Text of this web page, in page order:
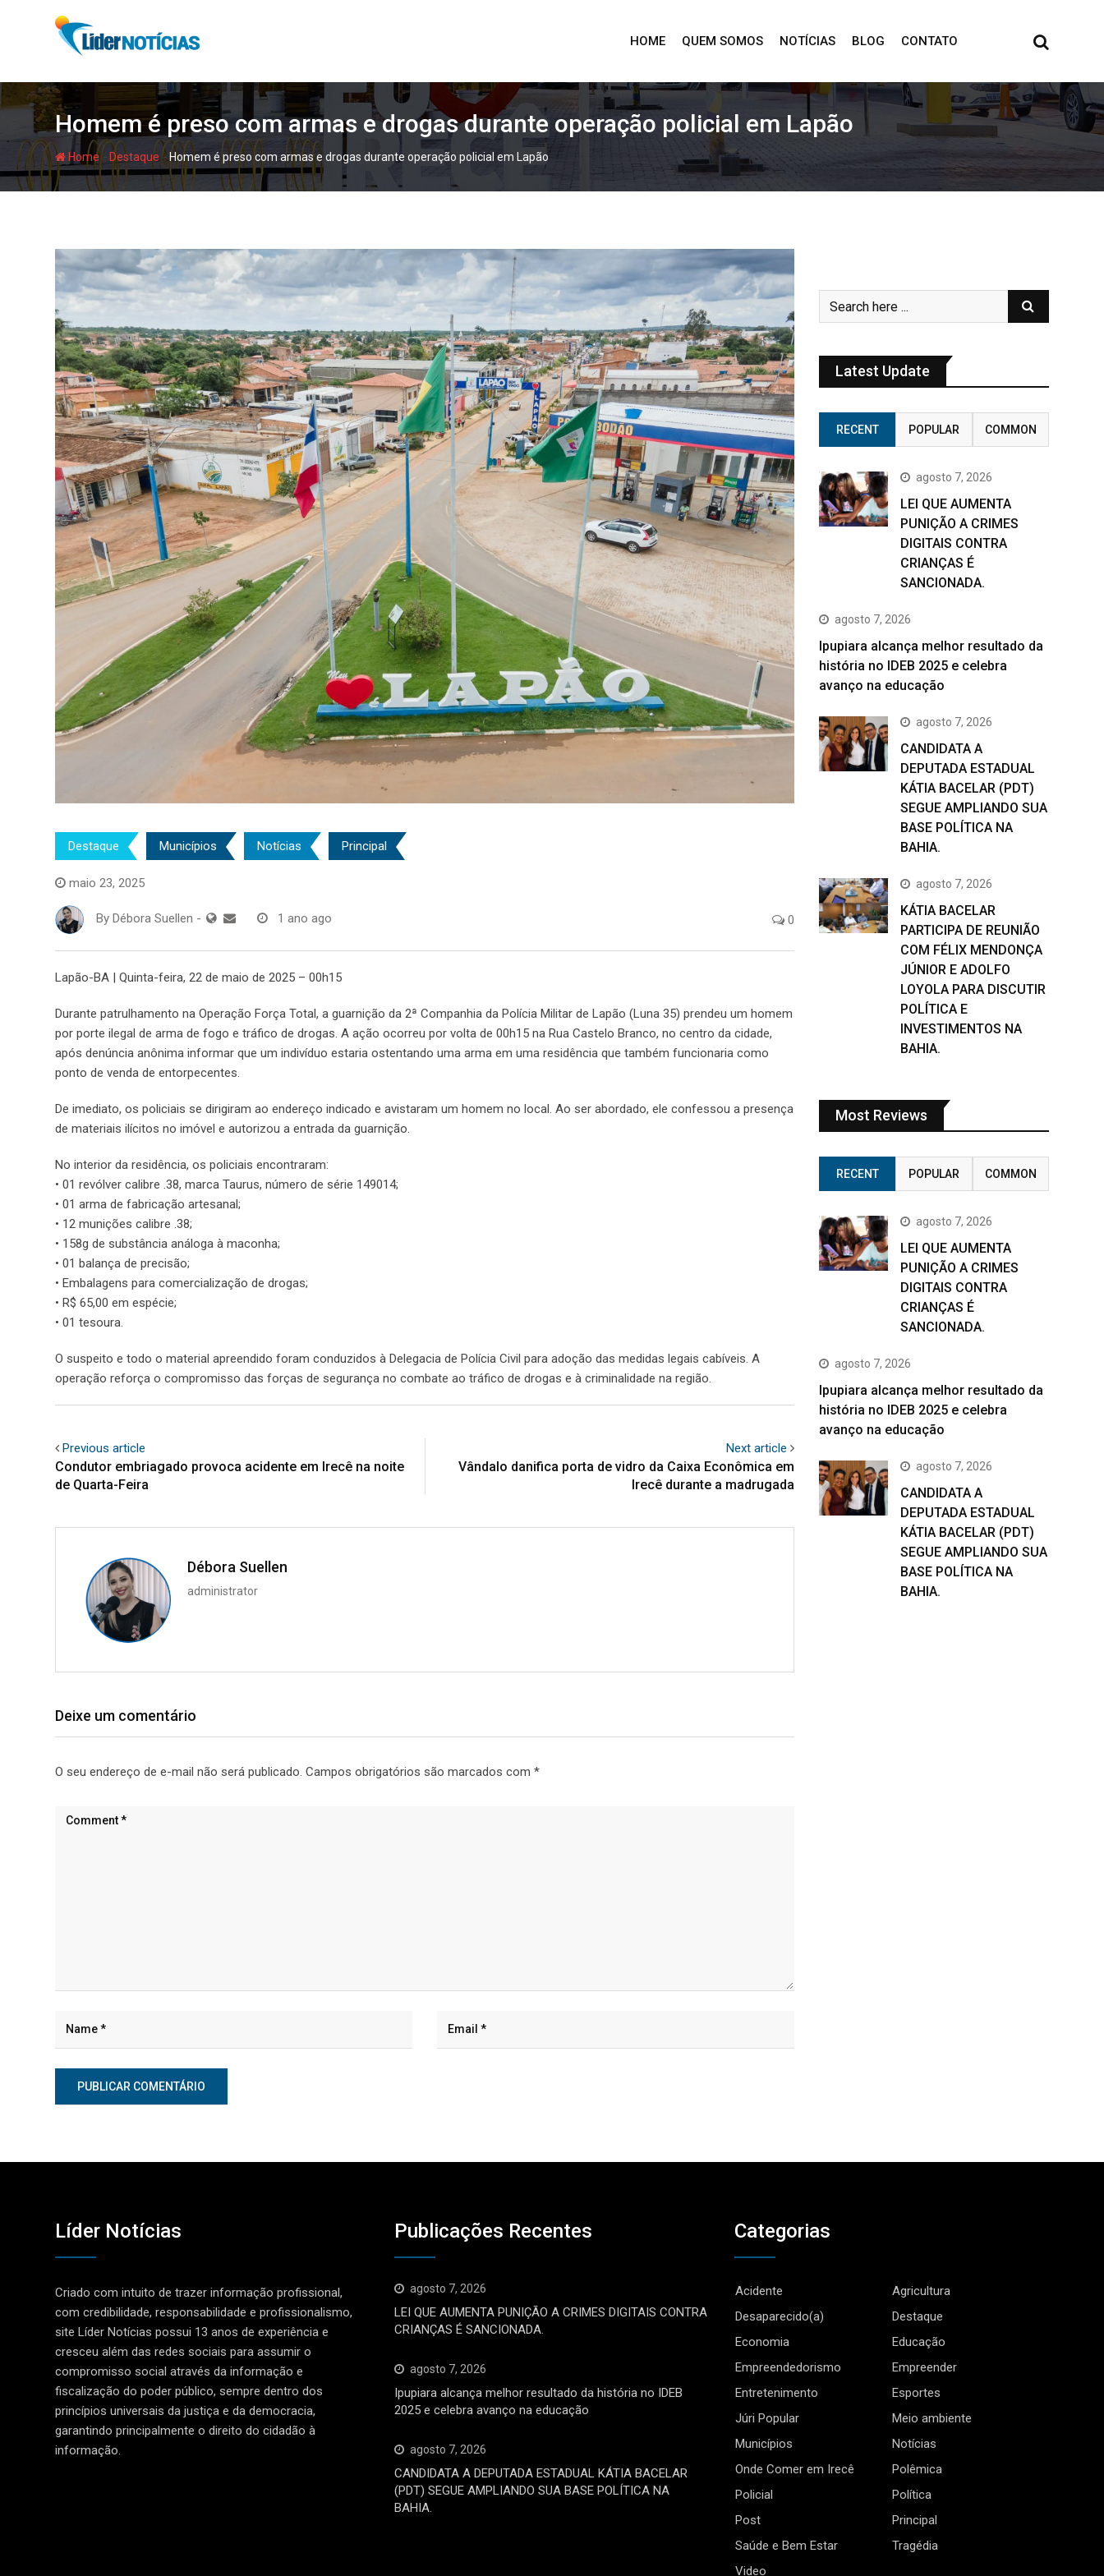
HOME QUEM SOMOS NOTÍCIAS BLOG CONTATO
Homem é preso com armas e drogas durante operação policial em Lapão
Home - Destaque -Homem é preso com armas e drogas durante operação policial em Lapão
Destaque Municípios Notícias Principal
maio 23, 2025
By Débora Suellen - 1 ano ago 0
Lapão-BA | Quinta-feira, 22 de maio de 2025 – 00h15
Durante patrulhamento na Operação Força Total, a guarnição da 2ª Companhia da Polícia Militar de Lapão (Luna 35) prendeu um homem
por porte ilegal de arma de fogo e tráfico de drogas. A ação ocorreu por volta de 00h15 na Rua Castelo Branco, no centro da cidade,
após denúncia anônima informar que um indivíduo estaria ostentando uma arma em uma residência que também funcionaria como
ponto de venda de entorpecentes.
De imediato, os policiais se dirigiram ao endereço indicado e avistaram um homem no local. Ao ser abordado, ele confessou a presença
de materiais ilícitos no imóvel e autorizou a entrada da guarnição.
No interior da residência, os policiais encontraram:
• 01 revólver calibre .38, marca Taurus, número de série 149014;
• 01 arma de fabricação artesanal;
• 12 munições calibre .38;
• 158g de substância análoga à maconha;
• 01 balança de precisão;
• Embalagens para comercialização de drogas;
• R$ 65,00 em espécie;
• 01 tesoura.
O suspeito e todo o material apreendido foram conduzidos à Delegacia de Polícia Civil para adoção das medidas legais cabíveis. A
operação reforça o compromisso das forças de segurança no combate ao tráfico de drogas e à criminalidade na região.
Previous article
Condutor embriagado provoca acidente em Irecê na noite
de Quarta-Feira
Next article
Vândalo danifica porta de vidro da Caixa Econômica em
Irecê durante a madrugada
Débora Suellen
administrator
Deixe um comentário
O seu endereço de e-mail não será publicado. Campos obrigatórios são marcados com *
Latest Update
RECENT POPULAR COMMON
agosto 7, 2026
LEI QUE AUMENTA
PUNIÇÃO A CRIMES
DIGITAIS CONTRA
CRIANÇAS É
SANCIONADA.
agosto 7, 2026
Ipupiara alcança melhor resultado da
história no IDEB 2025 e celebra
avanço na educação
agosto 7, 2026
CANDIDATA A
DEPUTADA ESTADUAL
KÁTIA BACELAR (PDT)
SEGUE AMPLIANDO SUA
BASE POLÍTICA NA
BAHIA.
agosto 7, 2026
KÁTIA BACELAR
PARTICIPA DE REUNIÃO
COM FÉLIX MENDONÇA
JÚNIOR E ADOLFO
LOYOLA PARA DISCUTIR
POLÍTICA E
INVESTIMENTOS NA
BAHIA.
Most Reviews
RECENT POPULAR COMMON
agosto 7, 2026
LEI QUE AUMENTA
PUNIÇÃO A CRIMES
DIGITAIS CONTRA
CRIANÇAS É
SANCIONADA.
agosto 7, 2026
Ipupiara alcança melhor resultado da
história no IDEB 2025 e celebra
avanço na educação
agosto 7, 2026
CANDIDATA A
DEPUTADA ESTADUAL
KÁTIA BACELAR (PDT)
SEGUE AMPLIANDO SUA
BASE POLÍTICA NA
BAHIA.
Líder Notícias
Criado com intuito de trazer informação profissional,
com credibilidade, responsabilidade e profissionalismo,
site Líder Notícias possui 13 anos de experiência e
cresceu além das redes sociais para assumir o
compromisso social através da informação e
fiscalização do poder público, sempre dentro dos
princípios universais da justiça e da democracia,
garantindo principalmente o direito do cidadão à
informação.
Publicações Recentes
agosto 7, 2026
LEI QUE AUMENTA PUNIÇÃO A CRIMES DIGITAIS CONTRA
CRIANÇAS É SANCIONADA.
agosto 7, 2026
Ipupiara alcança melhor resultado da história no IDEB
2025 e celebra avanço na educação
agosto 7, 2026
CANDIDATA A DEPUTADA ESTADUAL KÁTIA BACELAR
(PDT) SEGUE AMPLIANDO SUA BASE POLÍTICA NA
BAHIA.
Categorias
Acidente
Agricultura
Desaparecido(a)
Destaque
Economia
Educação
Empreendedorismo
Empreender
Entretenimento
Esportes
Júri Popular
Meio ambiente
Municípios
Notícias
Onde Comer em Irecê
Polêmica
Policial
Política
Post
Principal
Saúde e Bem Estar
Tragédia
Video